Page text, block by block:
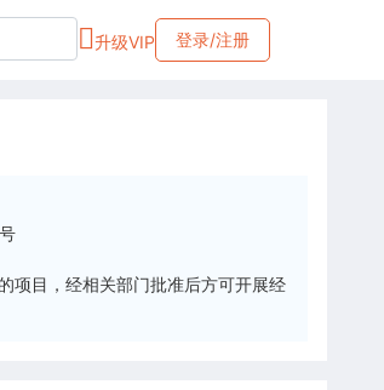
升级VIP 登录/注册
项目，经相关部门批准后方可开展经